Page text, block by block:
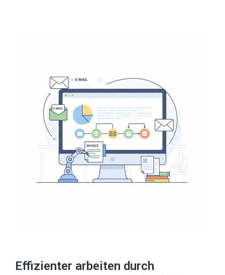
Effizienter arbeiten durch